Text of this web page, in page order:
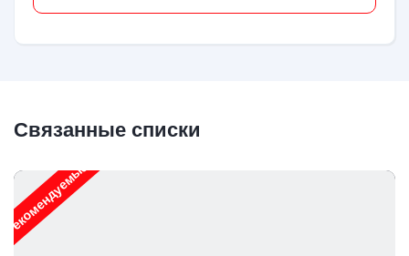
Связанные списки
Рекомендуемые